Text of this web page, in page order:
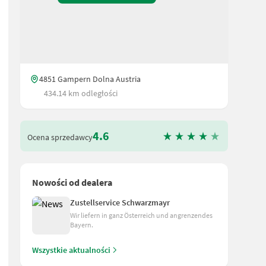
4851 Gampern Dolna Austria
434.14 km odległości
Ocena sprzedawcy4.6
Nowości od dealera
Zustellservice Schwarzmayr
Wir liefern in ganz Österreich und angrenzendes
Bayern.
Wszystkie aktualności